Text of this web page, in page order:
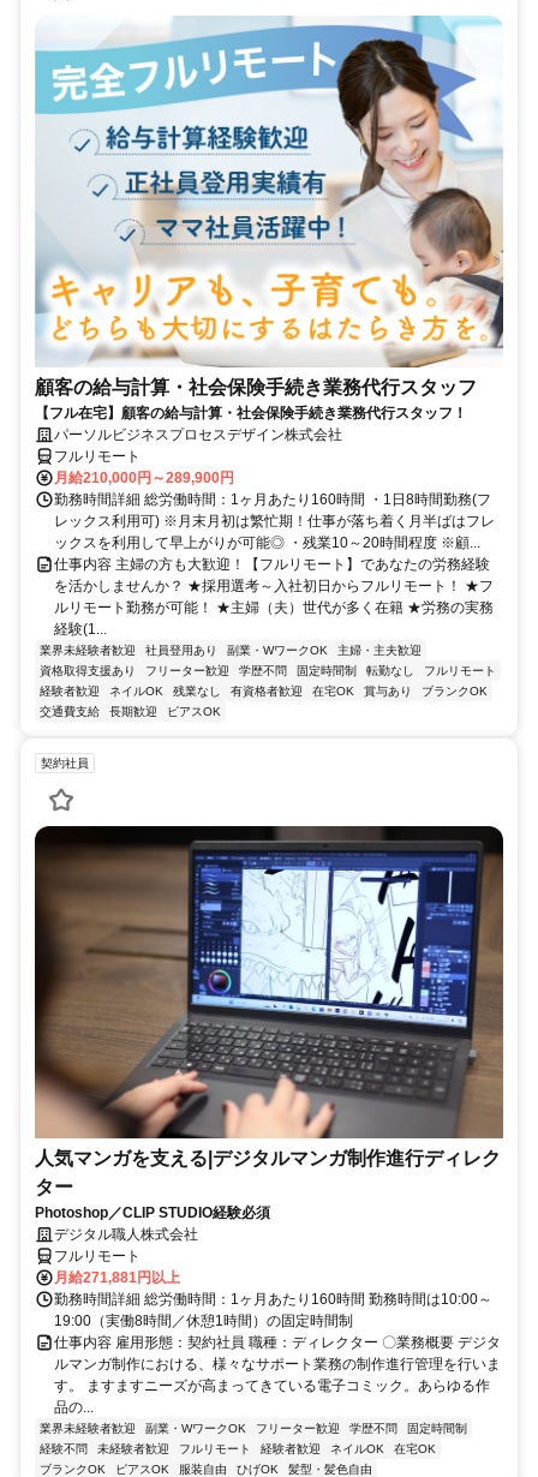
顧客の給与計算・社会保険手続き業務代行スタッフ
【フル在宅】顧客の給与計算・社会保険手続き業務代行スタッフ！
パーソルビジネスプロセスデザイン株式会社
フルリモート
月給210,000円～289,900円
勤務時間詳細 総労働時間：1ヶ月あたり160時間 ・1日8時間勤務(フ
レックス利用可) ※月末月初は繁忙期！仕事が落ち着く月半ばはフレ
ックスを利用して早上がりが可能◎ ・残業10～20時間程度 ※顧...
仕事内容 主婦の方も大歓迎！【フルリモート】であなたの労務経験
を活かしませんか？ ★採用選考～入社初日からフルリモート！ ★フ
ルリモート勤務が可能！ ★主婦（夫）世代が多く在籍 ★労務の実務
経験(1...
業界未経験者歓迎 社員登用あり 副業・WワークOK
主婦・主夫歓迎
資格取得支援あり
フリーター歓迎 学歴不問 固定時間制 転勤なし
フルリモート
経験者歓迎
ネイルOK 残業なし 有資格者歓迎 在宅OK 賞与あり
ブランクOK
交通費支給
長期歓迎 ピアスOK
契約社員
人気マンガを支える|デジタルマンガ制作進行ディレク
ター
Photoshop／CLIP STUDIO経験必須
デジタル職人株式会社
フルリモート
月給271,881円以上
勤務時間詳細 総労働時間：1ヶ月あたり160時間 勤務時間は10:00～
19:00（実働8時間／休憩1時間）の固定時間制
仕事内容 雇用形態：契約社員 職種：ディレクター 〇業務概要 デジタ
ルマンガ制作における、様々なサポート業務の制作進行管理を行いま
す。 ますますニーズが高まってきている電子コミック。あらゆる作
品の...
業界未経験者歓迎 副業・WワークOK フリーター歓迎 学歴不問
固定時間制
経験不問
未経験者歓迎 フルリモート 経験者歓迎 ネイルOK
在宅OK
ブランクOK
ピアスOK 服装自由 ひげOK 髪型・髪色自由